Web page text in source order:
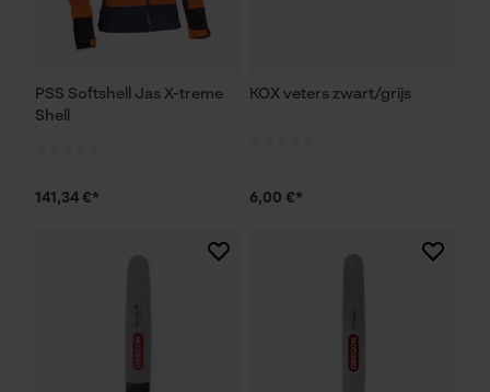
PSS Softshell Jas X-treme
Shell
141,34 €*
KOX veters zwart/grijs
6,00 €*